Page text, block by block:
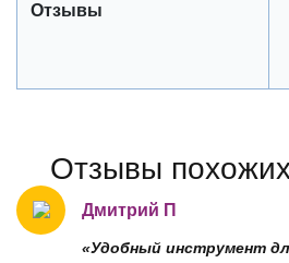
Отзывы
Отзывы
Дмитрий П
«Удобный инструмент